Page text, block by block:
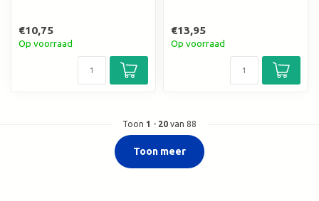
€10,75
Op voorraad
€13,95
Op voorraad
Toon 1 - 20 van 88
Toon meer